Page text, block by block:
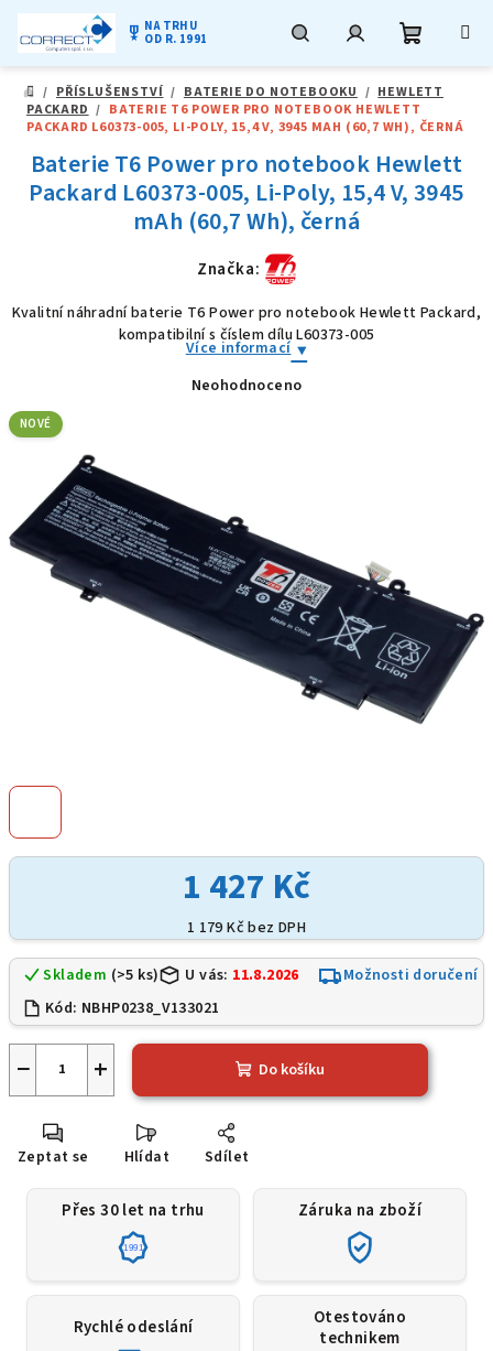
obsah
military_tech NA TRHU
OD R. 1991
košík
DOMŮ
/ PŘÍSLUŠENSTVÍ / BATERIE DO NOTEBOOKU / HEWLETT
PACKARD / BATERIE T6 POWER PRO NOTEBOOK HEWLETT
PACKARD L60373-005, LI-POLY, 15,4 V, 3945 MAH (60,7 WH), ČERNÁ
1 427 Kč
1 179 Kč bez DPH
Skladem (>5 ks) U vás: 11.8.2026
Možnosti doručení
Kód: NBHP0238_V133021
+
− Do košíku
Zeptat se Hlídat Sdílet
Baterie T6 Power pro notebook Hewlett
Packard L60373-005, Li-Poly, 15,4 V, 3945
mAh (60,7 Wh), černá
Značka:
Kvalitní náhradní baterie T6 Power pro notebook Hewlett Packard,
kompatibilní s číslem dílu L60373-005
Více informací
Průměrné
Neohodnoceno
NOVÉ
Přes 30 let na trhu
1991
Záruka na zboží
Rychlé odeslání
Otestováno
technikem